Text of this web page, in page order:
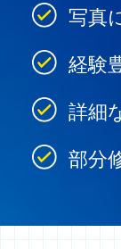
写真
経験
詳細
部分